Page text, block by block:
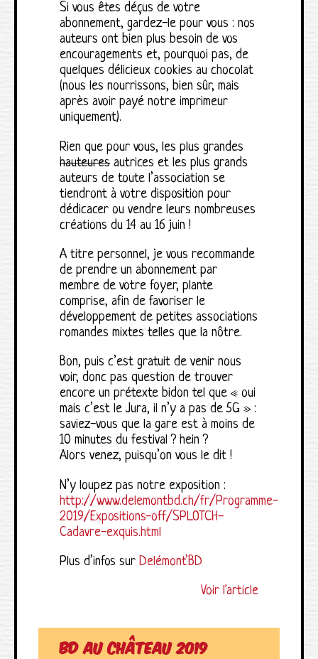
Si vous êtes déçus de votre
abonnement, gardez-le pour vous : nos
auteurs ont bien plus besoin de vos
encouragements et, pourquoi pas, de
quelques délicieux cookies au chocolat
(nous les nourrissons, bien sûr, mais
après avoir payé notre imprimeur
uniquement).
Rien que pour vous, les plus grandes
hauteures autrices et les plus grands
auteurs de toute l’association se
tiendront à votre disposition pour
dédicacer ou vendre leurs nombreuses
créations du 14 au 16 juin !
A titre personnel, je vous recommande
de prendre un abonnement par
membre de votre foyer, plante
comprise, afin de favoriser le
développement de petites associations
romandes mixtes telles que la nôtre.
Bon, puis c’est gratuit de venir nous
voir, donc pas question de trouver
encore un prétexte bidon tel que « oui
mais c’est le Jura, il n’y a pas de 5G » :
saviez-vous que la gare est à moins de
10 minutes du festival ? hein ?
Alors venez, puisqu’on vous le dit !
N’y loupez pas notre exposition :
http://www.delemontbd.ch/fr/Programme-
2019/Expositions-off/SPLOTCH-
Cadavre-exquis.html
Plus d’infos sur Delémont’BD
Voir l'article
BD au Château 2019